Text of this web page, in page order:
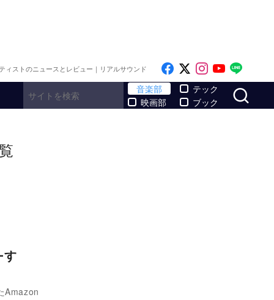
ィストのニュースとレビュー｜リアルサウンド Like on Facebook
Follow on x
Follow on
Follow
音楽部
映画部
テック
ブック
Amazon